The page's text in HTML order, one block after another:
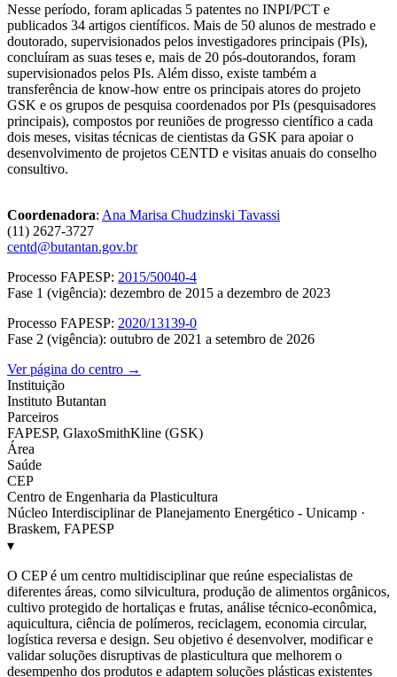
Nesse período, foram aplicadas 5 patentes no INPI/PCT e
publicados 34 artigos científicos. Mais de 50 alunos de mestrado e
doutorado, supervisionados pelos investigadores principais (PIs),
concluíram as suas teses e, mais de 20 pós-doutorandos, foram
supervisionados pelos PIs. Além disso, existe também a
transferência de know-how entre os principais atores do projeto
GSK e os grupos de pesquisa coordenados por PIs (pesquisadores
principais), compostos por reuniões de progresso científico a cada
dois meses, visitas técnicas de cientistas da GSK para apoiar o
desenvolvimento de projetos CENTD e visitas anuais do conselho
consultivo.
Coordenadora: Ana Marisa Chudzinski Tavassi
(11) 2627-3727
centd@butantan.gov.br
Processo FAPESP: 2015/50040-4
Fase 1 (vigência): dezembro de 2015 a dezembro de 2023
Processo FAPESP: 2020/13139-0
Fase 2 (vigência): outubro de 2021 a setembro de 2026
Ver página do centro →
Instituição
Instituto Butantan
Parceiros
FAPESP, GlaxoSmithKline (GSK)
Área
Saúde
CEP
Centro de Engenharia da Plasticultura
Núcleo Interdisciplinar de Planejamento Energético - Unicamp ·
Braskem, FAPESP
▾
O CEP é um centro multidisciplinar que reúne especialistas de
diferentes áreas, como silvicultura, produção de alimentos orgânicos,
cultivo protegido de hortaliças e frutas, análise técnico-econômica,
aquicultura, ciência de polímeros, reciclagem, economia circular,
logística reversa e design. Seu objetivo é desenvolver, modificar e
validar soluções disruptivas de plasticultura que melhorem o
desempenho dos produtos e adaptem soluções plásticas existentes